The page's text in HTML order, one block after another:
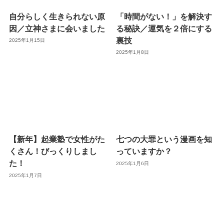
自分らしく生きられない原
因／立神さまに会いました
2025年1月15日
「時間がない！」を解決す
る秘訣／運気を２倍にする
裏技
2025年1月8日
【新年】起業塾で女性がた
くさん！びっくりしまし
た！
2025年1月7日
七つの大罪という漫画を知
っていますか？
2025年1月6日